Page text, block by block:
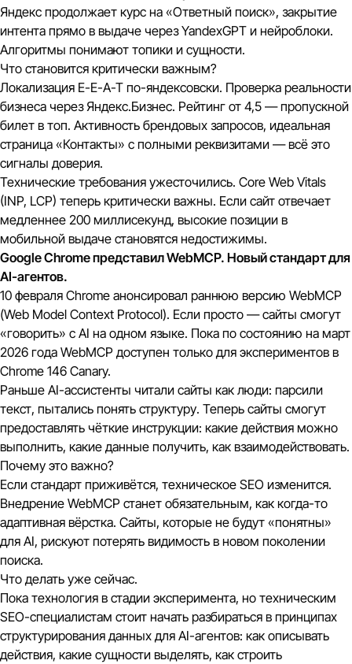
Яндекс продолжает курс на «Ответный поиск», закрытие
интента прямо в выдаче через YandexGPT и нейроблоки.
Алгоритмы понимают топики и сущности.
Что становится критически важным?
Локализация E-E-A-T по-яндексовски. Проверка реальности
бизнеса через Яндекс.Бизнес. Рейтинг от 4,5 — пропускной
билет в топ. Активность брендовых запросов, идеальная
страница «Контакты» с полными реквизитами — всё это
сигналы доверия.
Технические требования ужесточились. Core Web Vitals
(INP, LCP) теперь критически важны. Если сайт отвечает
медленнее 200 миллисекунд, высокие позиции в
мобильной выдаче становятся недостижимы.
Google Chrome представил WebMCP. Новый стандарт для
AI-агентов.
10 февраля Chrome анонсировал раннюю версию WebMCP
(Web Model Context Protocol). Если просто — сайты смогут
«говорить» с AI на одном языке. Пока по состоянию на март
2026 года WebMCP доступен только для экспериментов в
Chrome 146 Canary.
Раньше AI-ассистенты читали сайты как люди: парсили
текст, пытались понять структуру. Теперь сайты смогут
предоставлять чёткие инструкции: какие действия можно
выполнить, какие данные получить, как взаимодействовать.
Почему это важно?
Если стандарт приживётся, техническое SEO изменится.
Внедрение WebMCP станет обязательным, как когда-то
адаптивная вёрстка. Сайты, которые не будут «понятны»
для AI, рискуют потерять видимость в новом поколении
поиска.
Что делать уже сейчас.
Пока технология в стадии эксперимента, но техническим
SEO-специалистам стоит начать разбираться в принципах
структурирования данных для AI-агентов: как описывать
действия, какие сущности выделять, как строить